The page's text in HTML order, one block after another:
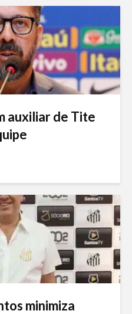
auxiliar de Tite
minimiza